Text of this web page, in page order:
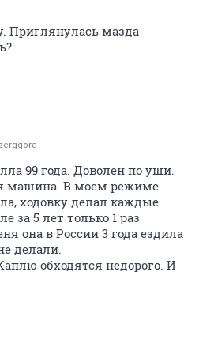
Приглянулась мазда
serggora
99 года. Доволен по уши.
машина. В моем режиме
ходовку делал каждые
за 5 лет только 1 раз
она в России 3 года ездила
делали.
обходятся недорого. И